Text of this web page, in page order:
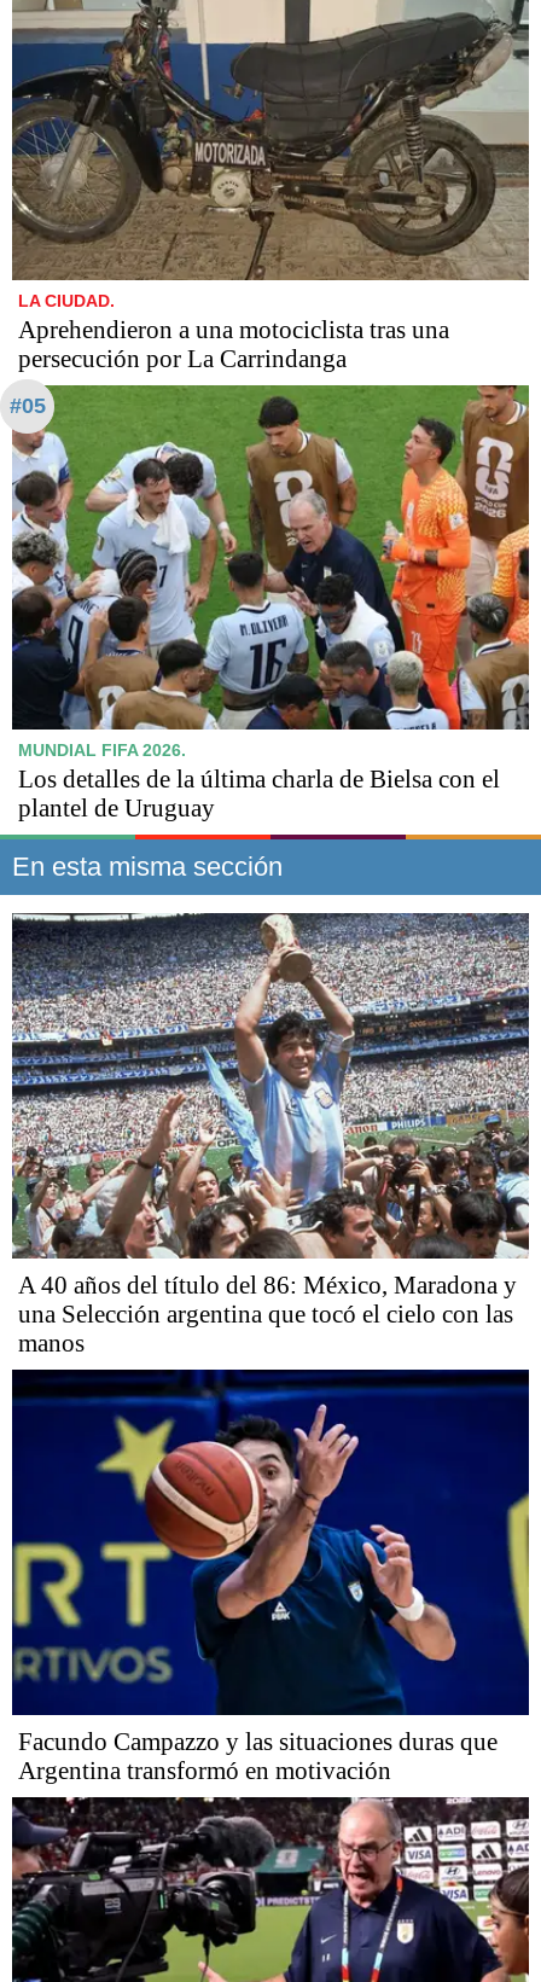
LA CIUDAD.
Aprehendieron a una motociclista tras una
persecución por La Carrindanga
#05
MUNDIAL FIFA 2026.
Los detalles de la última charla de Bielsa con el
plantel de Uruguay
En esta misma sección
A 40 años del título del 86: México, Maradona y
una Selección argentina que tocó el cielo con las
manos
Facundo Campazzo y las situaciones duras que
Argentina transformó en motivación